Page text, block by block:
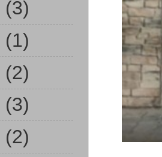
(3)
(1)
(2)
(3)
(2)